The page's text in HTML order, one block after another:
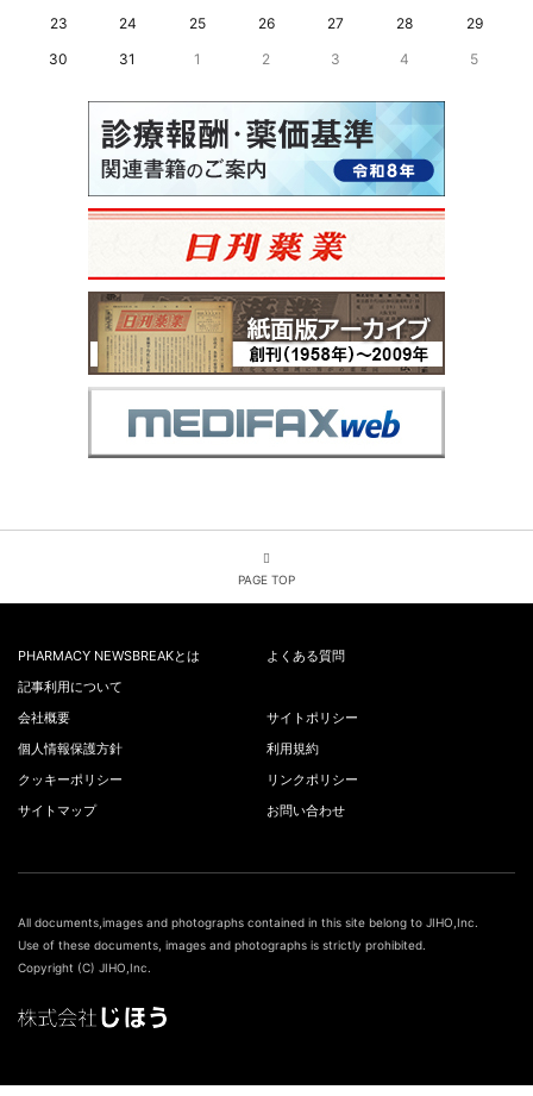
23
24 25 26 27 28
29
30
31 1 2 3 4 5
PAGE TOP
PHARMACY NEWSBREAKとは
よくある質問
記事利用について
会社概要
サイトポリシー
個人情報保護方針
利用規約
クッキーポリシー
リンクポリシー
サイトマップ
お問い合わせ
All documents,images and photographs contained in this site belong to JIHO,Inc.
Use of these documents, images and photographs is strictly prohibited.
Copyright (C) JIHO,Inc.